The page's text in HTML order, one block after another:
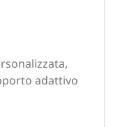
adattivo